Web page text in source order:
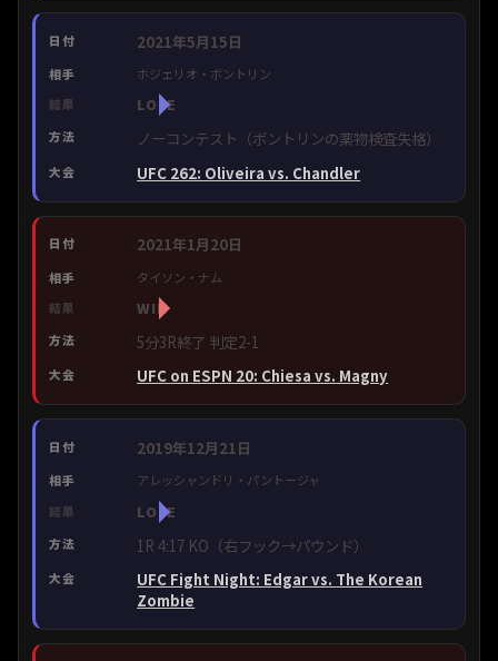
2021年5月15日
ホジェリオ・ボントリン
LOSE
ノーコンテスト（ボントリンの薬物検査失格）
UFC 262: Oliveira vs. Chandler
2021年1月20日
タイソン・ナム
WIN
5分3R終了 判定2-1
UFC on ESPN 20: Chiesa vs. Magny
2019年12月21日
アレッシャンドリ・パントージャ
LOSE
1R 4:17 KO（右フック→パウンド）
UFC Fight Night: Edgar vs. The Korean
Zombie